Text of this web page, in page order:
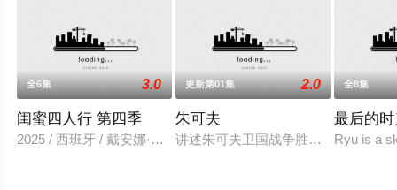
全6集 3.0
闺蜜四人行 第四季
2025 / 西班牙 / 戴安娜·戈麦斯,Sandra,Martín
更新第01集 2.0
朱可夫
讲述朱可夫卫国战争胜利后大起大落
全8集
最后的
Ryu is a